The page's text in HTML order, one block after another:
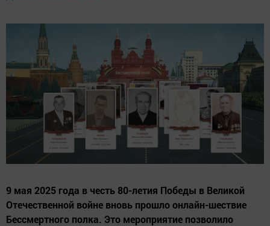
9 мая 2025 года в честь 80-летия Победы в Великой
Отечественной войне вновь прошло онлайн-шествие
Бессмертного полка. Это мероприятие позволило